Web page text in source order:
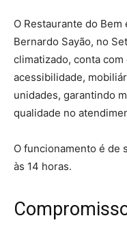
O Restaurante do
Bernardo Sayão, no
climatizado, conta
acessibilidade,
unidades, garantindo
qualidade no
O funcionamento é de
às 14 horas.